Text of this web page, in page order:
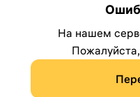
На нашем